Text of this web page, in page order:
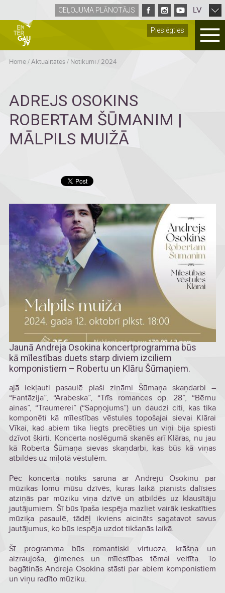
Pieslēgties
CEĻOJUMA PLĀNOTĀJS LV
Home/Aktualitātes/ Notikumi /2024
ADREJS OSOKINS
ROBERTAM ŠŪMANIM |
MĀLPILS MUIŽĀ
Jaunā Andreja Osokina koncertprogramma būs
kā mīlestības duets starp diviem izciliem
komponistiem – Robertu un Klāru Šūmaņiem.
ajā iekļauti pasaulē plaši zināmi Šūmaņa skaņdarbi –
“Fantāzija”, “Arabeska”, “Trīs romances op. 28”, “Bērnu
ainas”, “Traumerei” (“Sapņojums”) un daudzi citi, kas tika
komponēti kā mīlestības vēstules topošajai sievai Klārai
Vīkai, kad abiem tika liegts precēties un viņi bija spiesti
dzīvot šķirti. Koncerta noslēgumā skanēs arī Klāras, nu jau
kā Roberta Šūmaņa sievas skaņdarbi, kas būs kā viņas
atbildes uz mīļotā vēstulēm.
Pēc koncerta notiks saruna ar Andreju Osokinu par
mūzikas lomu mūsu dzīvēs, kuras laikā pianists dalīsies
atziņās par mūziku viņa dzīvē un atbildēs uz klausītāju
jautājumiem. Šī būs īpaša iespēja mazliet vairāk ieskatīties
mūziķa pasaulē, tādēļ ikviens aicināts sagatavot savus
jautājumus, ko būs iespēja uzdot tikšanās laikā.
Šī programma būs romantiski virtuoza, krāšņa un
aizraujoša, ģimenes un mīlestības tēmai veltīta. To
bagātinās Andreja Osokina stāsti par abiem komponistiem
un viņu radīto mūziku.